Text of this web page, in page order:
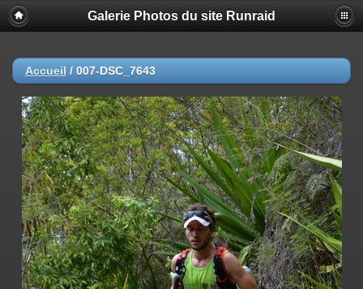
Galerie Photos du site Runraid
Accueil / 007-DSC_7643